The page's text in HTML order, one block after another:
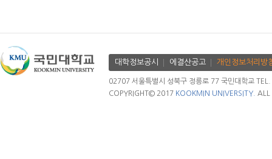
대학정보공시 에결산공고 개인정보처리방
02707 서울특별시 성북구 정릉로 77 국민대학교
COPYRIGHT© 2017 KOOKMIN UNIVERSITY. ALL